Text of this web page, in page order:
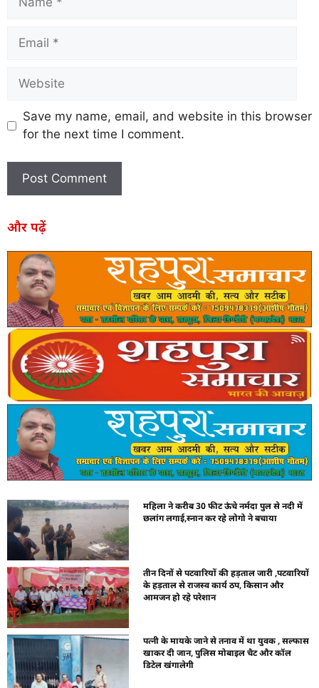
Save my name, email, and website in this browser
for the next time I comment.
और पढ़ें
महिला ने करीब 30 फीट ऊंचे नर्मदा पुल से नदी में
छलांग लगाई,स्नान कर रहे लोगो ने बचाया
तीन दिनों से पटवारियों की हड़ताल जारी ,पटवारियों
के हड़ताल से राजस्व कार्य ठप, किसान और
आमजन हो रहे परेशान
पत्नी के मायके जाने से तनाव में था युवक , सल्फास
खाकर दी जान, पुलिस मोबाइल चैट और कॉल
डिटेल खंगालेगी